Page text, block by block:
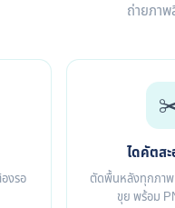
ถ่ายภา
งรอ
ไดคัตส
ตัดพื้นหลังทุกภาพ
ขุย พร้อม